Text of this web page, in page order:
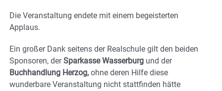
Die Veranstaltung endete mit einem begeisterten
Applaus.
Ein großer Dank seitens der Realschule gilt den beiden
Sponsoren, derSparkasse Wasserburg und der
Buchhandlung Herzog, ohne deren Hilfe diese
wunderbare Veranstaltung nicht stattfinden hätte